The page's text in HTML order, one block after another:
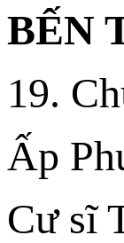
BẾN
19.
Ấp
Cư sĩ